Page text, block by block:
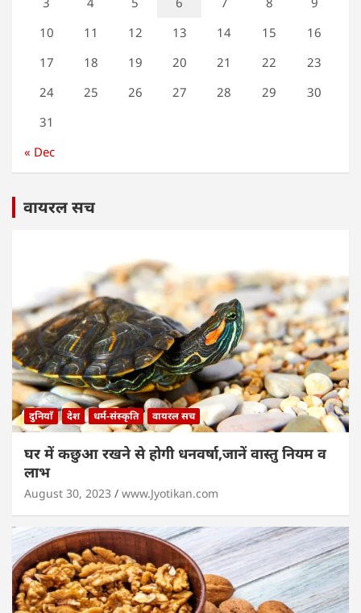
10
11 12 13 14 15
16
17
18 19 20 21 22
23
24
25 26 27 28 29
30
31
« Dec
वायरल सच
दुनियाँ देश धर्म-संस्कृति वायरल सच
घर में कछुआ रखने से होगी धनवर्षा,जानें वास्तु नियम व
लाभ
August 30, 2023 www.Jyotikan.com